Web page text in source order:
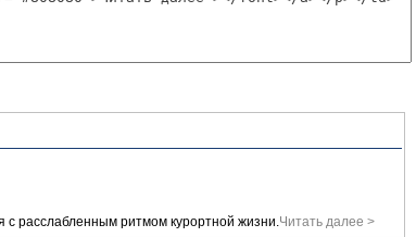
с расслабленным ритмом курортной жизни.Читать далее >